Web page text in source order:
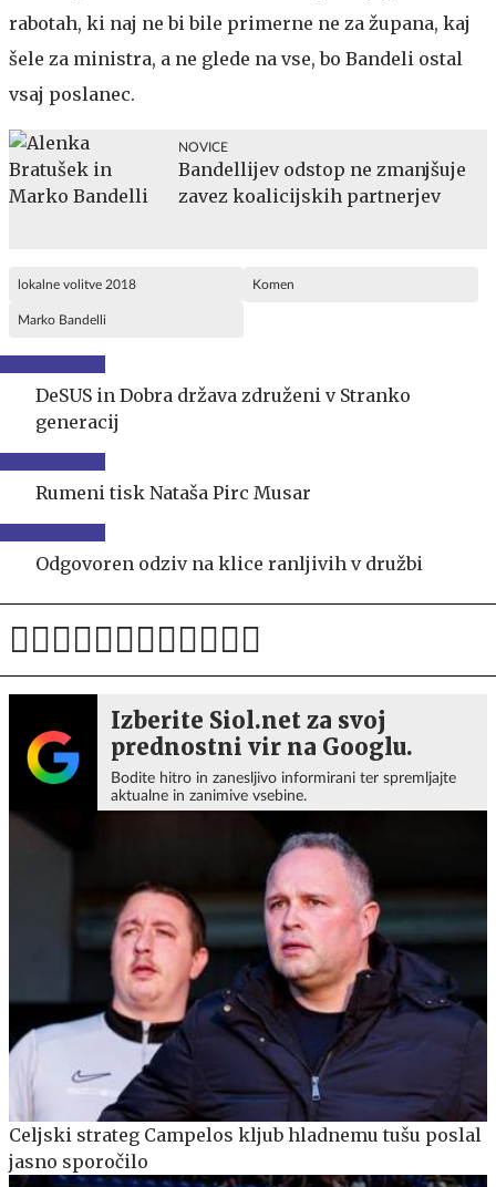
rabotah, ki naj ne bi bile primerne ne za župana, kaj
šele za ministra, a ne glede na vse, bo Bandeli ostal
vsaj poslanec.
NOVICE
Bandellijev odstop ne zmanjšuje
zavez koalicijskih partnerjev
lokalne volitve 2018 Komen
Marko Bandelli
DeSUS in Dobra država združeni v Stranko
generacij
Rumeni tisk Nataša Pirc Musar
Odgovoren odziv na klice ranljivih v družbi
Izberite Siol.net za svoj
prednostni vir na Googlu.
Bodite hitro in zanesljivo informirani ter spremljajte
aktualne in zanimive vsebine.
Celjski strateg Campelos kljub hladnemu tušu poslal
jasno sporočilo